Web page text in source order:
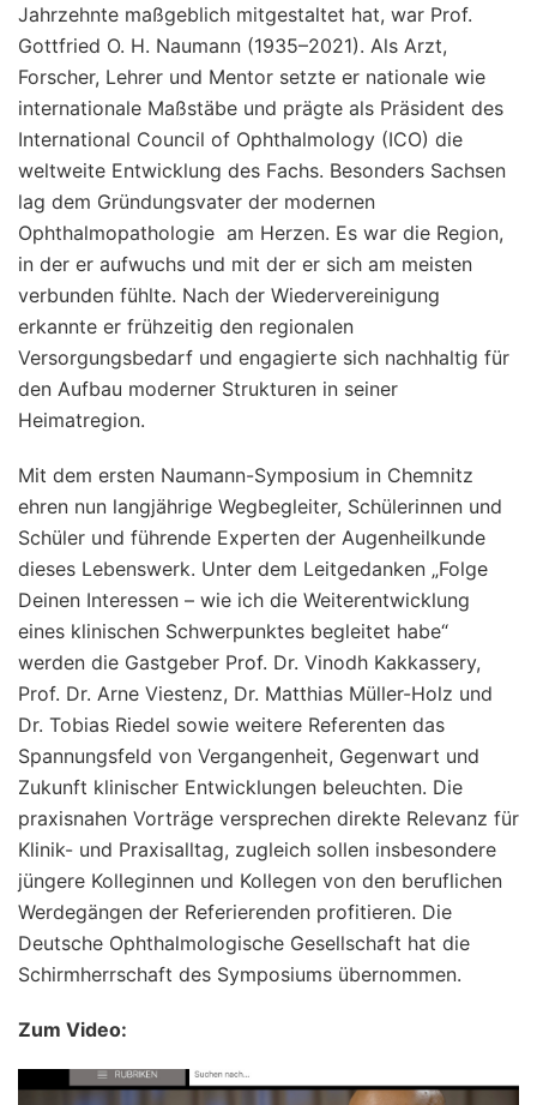
Jahrzehnte maßgeblich mitgestaltet hat, war Prof.
Gottfried O. H. Naumann (1935–2021). Als Arzt,
Forscher, Lehrer und Mentor setzte er nationale wie
internationale Maßstäbe und prägte als Präsident des
International Council of Ophthalmology (ICO) die
weltweite Entwicklung des Fachs. Besonders Sachsen
lag dem Gründungsvater der modernen
Ophthalmopathologie am Herzen. Es war die Region,
in der er aufwuchs und mit der er sich am meisten
verbunden fühlte. Nach der Wiedervereinigung
erkannte er frühzeitig den regionalen
Versorgungsbedarf und engagierte sich nachhaltig für
den Aufbau moderner Strukturen in seiner
Heimatregion.
Mit dem ersten Naumann-Symposium in Chemnitz
ehren nun langjährige Wegbegleiter, Schülerinnen und
Schüler und führende Experten der Augenheilkunde
dieses Lebenswerk. Unter dem Leitgedanken „Folge
Deinen Interessen – wie ich die Weiterentwicklung
eines klinischen Schwerpunktes begleitet habe“
werden die Gastgeber Prof. Dr. Vinodh Kakkassery,
Prof. Dr. Arne Viestenz, Dr. Matthias Müller-Holz und
Dr. Tobias Riedel sowie weitere Referenten das
Spannungsfeld von Vergangenheit, Gegenwart und
Zukunft klinischer Entwicklungen beleuchten. Die
praxisnahen Vorträge versprechen direkte Relevanz für
Klinik- und Praxisalltag, zugleich sollen insbesondere
jüngere Kolleginnen und Kollegen von den beruflichen
Werdegängen der Referierenden profitieren. Die
Deutsche Ophthalmologische Gesellschaft hat die
Schirmherrschaft des Symposiums übernommen.
Zum Video: